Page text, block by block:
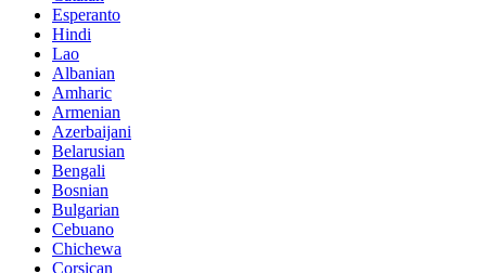
Esperanto
Hindi
Lao
Albanian
Amharic
Armenian
Azerbaijani
Belarusian
Bengali
Bosnian
Bulgarian
Cebuano
Chichewa
Corsican